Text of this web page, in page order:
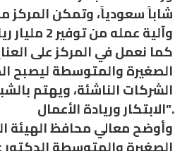
شاباً سعودياً، وتمكن المركز
وآلية عمله
كما نعمل في المركز على
الصغيرة والمتوسطة ليصبح
الشركات الناشئة، ويهتم
الابتكار وريادة الأعمال”.
وأوضح معالي محافظ الهيئة